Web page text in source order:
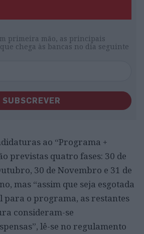
primeira mão, as principais
chega às bancas no dia seguinte
SUBSCREVER
ao “Programa +
previstas quatro fases: 30 de
30 de Novembro e 31 de
mas “assim que seja esgotada
para o programa, as restantes
consideram-se
lê-se no regulamento